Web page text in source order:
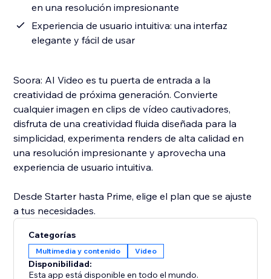
en una resolución impresionante
Experiencia de usuario intuitiva: una interfaz
elegante y fácil de usar
Soora: AI Video es tu puerta de entrada a la
creatividad de próxima generación. Convierte
cualquier imagen en clips de vídeo cautivadores,
disfruta de una creatividad fluida diseñada para la
simplicidad, experimenta renders de alta calidad en
una resolución impresionante y aprovecha una
experiencia de usuario intuitiva.
Desde Starter hasta Prime, elige el plan que se ajuste
a tus necesidades.
Categorías
Multimedia y contenido Video
Disponibilidad:
Esta app está disponible en todo el mundo.